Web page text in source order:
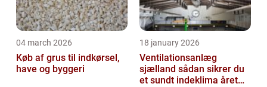
04 march 2026
Køb af grus til indkørsel,
have og byggeri
18 january 2026
Ventilationsanlæg
sjælland sådan sikrer du
et sundt indeklima året